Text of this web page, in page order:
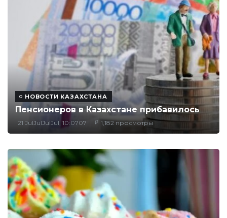
НОВОСТИ КАЗАХСТАНА
Пенсионеров в Казахстане прибавилось
21 JulJulJulJul, 10:0707 1,182 просмотры